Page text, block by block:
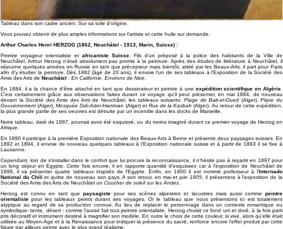
Tableau dans son cadre ancien. Sur sa toile d'origine.
Vous pouvez obtenir de plus amples informations sur l'artiste et cette huile sur demande.
Arthur Charles Henri HERZOG (1862, Neuchâtel - 1913, Marin, Suisse) :
Peintre voyageur orientaliste etafricaniste Suisse. Fils d'un préposé à la police des habitants de la Ville de
Neuchâtel, Arthur Herzog n'était absolument pas promis à la peinture. Après des études de littérature à Neuchâtel, il
séjourne quelques années en Russie en tant que précepteur mais bientôt, attiré par les Beaux-Arts, il part pour Paris
afin d'y étudier la peinture. Dès 1882 (âgé de 20 ans), il envoie l'un de ses tableaux à l'Exposition de la Société des
Amis des Arts de Neuchâtel : En Californie. Environs de Nice
En 1884, il a la chance d'être attaché en tant que dessinateur et peintre à une expédition scientifique en Algérie
C'est certainement grâce aux observations faites durant ce voyage qu'il peut présenter, en mai 1884, de nouveau
devant la Société des Amis des Arts de Neuchâtel, les tableaux suivants:Plage de Bab-el-Oued (Alger),Place du
Gouvernement (Alger),Mosquée Sidi-Ader-Hamman (Alger) et Rue de la Kasbah (Alger). Au retour de cette expédition,
la plus grande partie de ses oeuvres est détruite par un incendie dans les docks de Marseille.
Notre tableau, daté de 1887, pourrait avoir été esquissé, ou du moins imaginé durant ce premier voyage de Herzog en
Afrique.
En 1890 il participe à la première Exposition nationale des Beaux-Arts à Berne et présente deux paysages suisses. En
1892 et 1894, il envoie de nouveau quelques tableaux à l'Exposition nationale suisse et à partir de 1893 il se fixe à
Lausanne.
Cependant, loin de s'installer dans le confort que lui procure la reconnaissance, il n'hésite pas à repartir en 1897 pour
un long séjour en Egypte. Cette fois encore, il en rapporte quantité d'esquisses car à l'exposition de Neuchâtel de
1899, il va présenter quatre tableaux inspirés de l'Egypte. Enfin, en 1900 il est nommé professeur à l'Internado
National du Chili et quitte de nouveau son pays. A son retour, en mai et juin 1905, il présentera à l'exposition de la
Société des Amis des Arts de Neuchâtel un Coucher de soleil sur les Andes
Herzog est connu en tant que paysagistepour ses scènes alpestres et lacustres mais aussi comme peintre
orientaliste pour les tableaux peints durant ses voyages. Or le tableau que nous présentons ici est totalement
atypique au regard de sa production connue. Au lieu de replacer le personnage dans un contexte romantique ou
symbolique- tente, désert - comme l'aurait fait tout peintre orientaliste, Herzog choisit ce fond uni et doré, à la fois parti
pris décoratif et instrument destiné à magnifier son modèle. En outre le choix de cette couleur, si vive, alors qu'elle était
utilisée au Moyen-Age et à la Renaissance pour indiquer la présence du sacré, renforce encore l'effet produit par cette
figure par ailleurs peinte avec le plus grand réalisme.